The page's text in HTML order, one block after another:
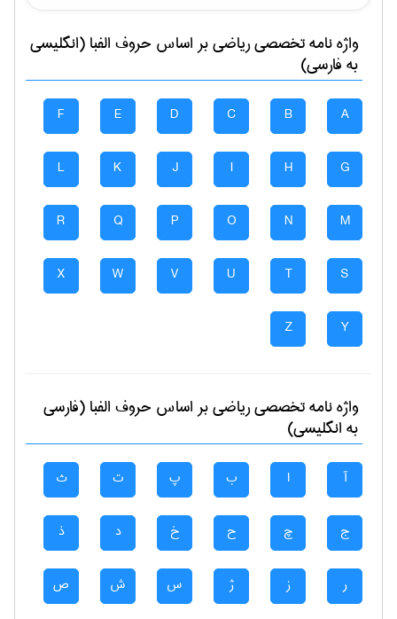
واژه نامه تخصصیرياضیبر اساس حروف الفبا (انگلیسی
به فارسی)
A
B
C
D
E
F
G
H
I
J
K
L
M
N
O
P
Q
R
S
T
U
V
W
X
Y
Z
واژه نامه تخصصیرياضیبر اساس حروف الفبا (فارسی
به انگلیسی)
آ ا ب پ ت ث
ج چ ح خ د ذ
ر ز ژ س ش ص